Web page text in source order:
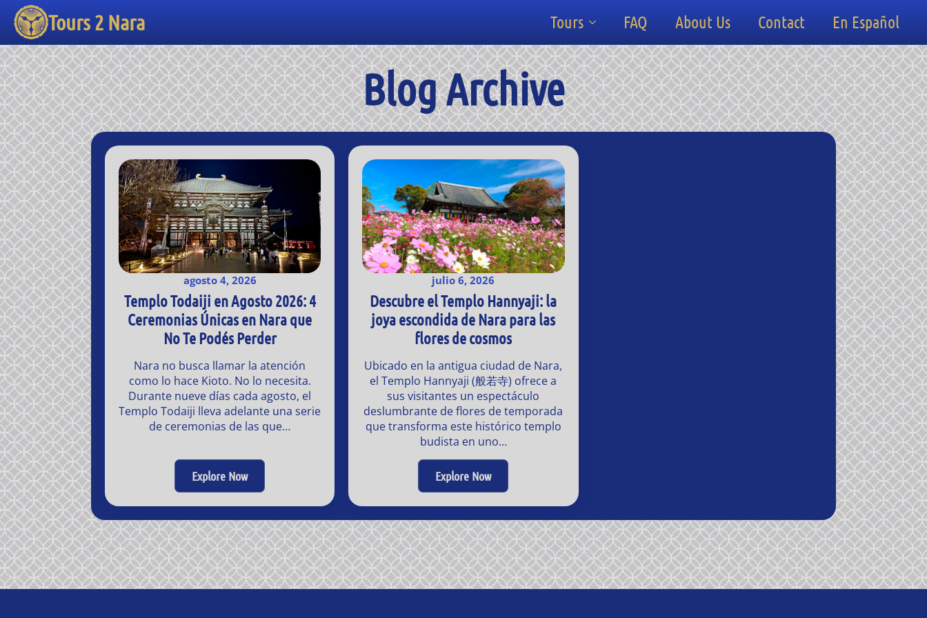
Tours 2 Nara Tours FAQ About Us Contact En Español
Blog Archive
Templo Todaiji en Agosto 2026: 4
Ceremonias Únicas en Nara que
No Te Podés Perder
agosto 4, 2026
Nara no busca llamar la atención
como lo hace Kioto. No lo necesita.
Durante nueve días cada agosto, el
Templo Todaiji lleva adelante una serie
de ceremonias de las que…
Explore Now
Descubre el Templo Hannyaji: la
joya escondida de Nara para las
flores de cosmos
julio 6, 2026
Ubicado en la antigua ciudad de Nara,
el Templo Hannyaji (般若寺) ofrece a
sus visitantes un espectáculo
deslumbrante de flores de temporada
que transforma este histórico templo
budista en uno…
Explore Now